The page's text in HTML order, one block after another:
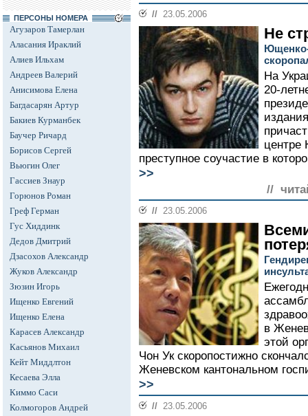
ПЕРСОНЫ НОМЕРА
Агузаров Тамерлан
Аласания Ираклий
Алиев Ильхам
Андреев Валерий
Анисимова Елена
Багдасарян Артур
Бакиев Курманбек
Баучер Ричард
Борисов Сергей
Вьюгин Олег
Гассиев Знаур
Горюнов Роман
Греф Герман
Гус Хиддинк
Дедов Дмитрий
Дзасохов Александр
Жуков Александр
Зюзин Игорь
Ищенко Евгений
Ищенко Елена
Карасев Александр
Касьянов Михаил
Кейт Миддлтон
Кесаева Элла
Киммо Саси
Колмогоров Андрей
// 23.05.2006
Не
На
20-
центре
преступное соучастие в
>>
//
// 23.05.2006
в
этой
Чон Ук скоропостижно
Женевском кантональном
>>
// 23.05.2006